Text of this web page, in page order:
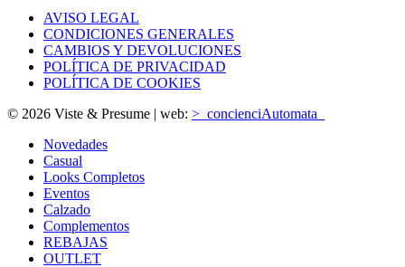
AVISO LEGAL
CONDICIONES GENERALES
CAMBIOS Y DEVOLUCIONES
POLÍTICA DE PRIVACIDAD
POLÍTICA DE COOKIES
© 2026 Viste & Presume | web: >_concienciAutomata_
Novedades
Casual
Looks Completos
Eventos
Calzado
Complementos
REBAJAS
OUTLET